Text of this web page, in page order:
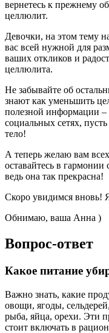
вернетесь к прежнему
целлюлит.
Девочки, на этом тему
вас всей нужной для
ваших откликов и
целлюлита.
Не забывайте об
знают как уменьшить
полезной информации –
социальных сетях,
тело!
А теперь желаю вам
оставайтесь в
ведь она так прекрасна!
Скоро увидимся вновь!
Обнимаю, ваша Анна )
Вопрос-ответ
Какое питание
Важно знать, какие
овощи, ягоды,
рыба, яйца, орехи. Эти
стоит включать в